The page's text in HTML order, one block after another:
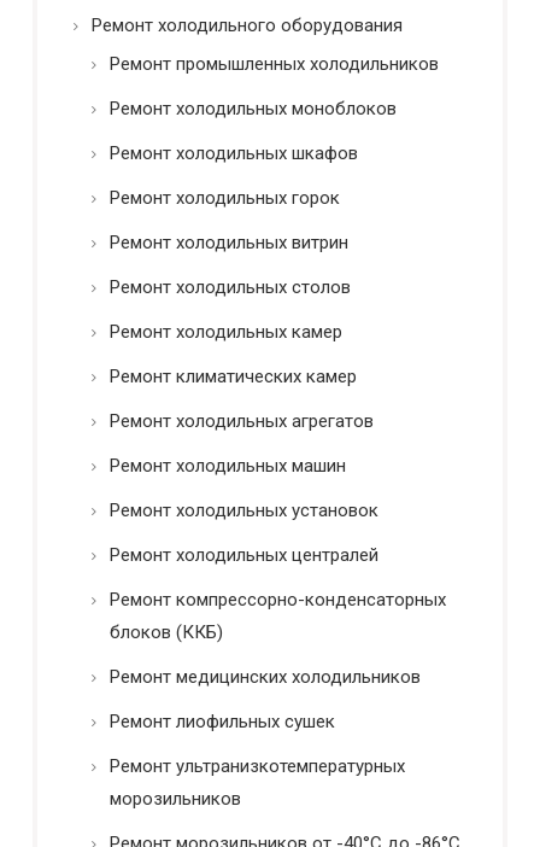
*
Ремонт холодильного оборудования
Ремонт промышленных холодильников
Ремонт холодильных моноблоков
Ремонт холодильных шкафов
Ремонт холодильных горок
Ремонт холодильных витрин
Ремонт холодильных столов
Ремонт холодильных камер
Ремонт климатических камер
Ремонт холодильных агрегатов
Ремонт холодильных машин
Ремонт холодильных установок
Ремонт холодильных централей
Ремонт компрессорно-конденсаторных
блоков (ККБ)
Ремонт медицинских холодильников
Ремонт лиофильных сушек
Ремонт ультранизкотемпературных
морозильников